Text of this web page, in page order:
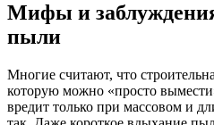
Мифы и
пыли
Многие считают, что
которую можно «просто
вредит только при массовом и